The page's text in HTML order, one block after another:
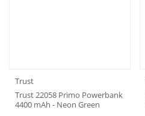
Trust
Trust 22058 Primo Powerbank
4400 mAh - Neon Green